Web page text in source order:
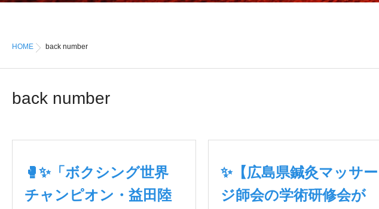
HOME back number
back number
🥊✨「ボクシング世界
チャンピオン・益田陸
✨【広島県鍼灸マッサー
ジ師会の学術研修会が